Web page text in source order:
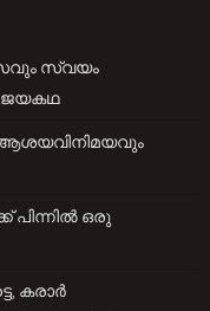
സ്വയം
പിന്നിൽ ഒരു
കരാർ